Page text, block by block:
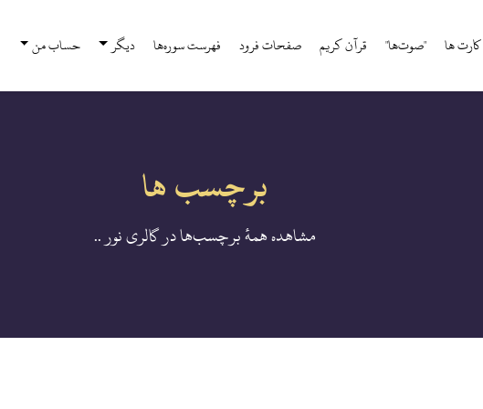
کارت ها "صوت‌ها" قرآن كريم صفحات فرود فهرست سوره‌ها دیگر حساب من
برچسب ها
مشاهده همهٔ برچسب‌ها در گالری نور ..